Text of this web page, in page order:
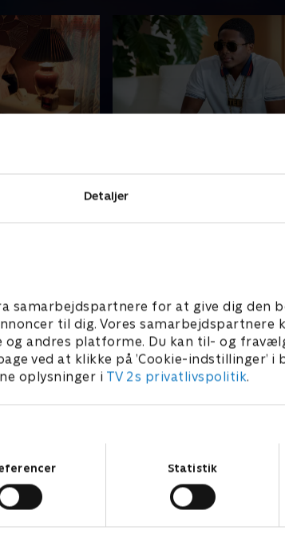
Detaljer
samarbejdspartnere for at give dig den
til dig. Vores samarbejdspartnere
andres platforme. Du kan til- og
ved at klikke på ’Cookie-indstillinger’ i
oplysninger i TV 2s privatlivspolitik.
Statistik
mængde
kontakt.
at få styr på et nyt